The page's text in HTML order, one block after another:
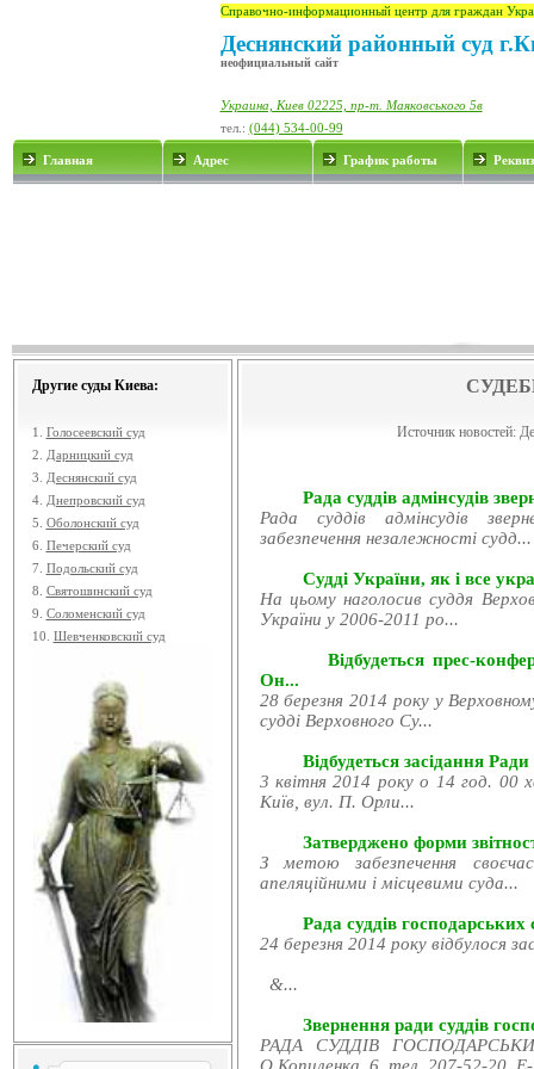
Справочно-информационный центр для граждан
Деснянский районный суд
неофициальный сайт
Украина, Киев 02225, пр-т. Маяковського 5в
тел.: (044) 534-00-99
Главная Адрес График работы
Другие суды Киева:
1. Голосеевский суд
2.
Дарницкий суд
3.
Деснянский суд
4. Днепровский суд
5. Оболонский суд
6. Печерский суд
7. Подольский суд
8. Святошинский суд
9. Соломенский суд
10. Шевченковский суд
Источник новостей:
Рада суддів адмінсудів
Рада суддів адмінсудів
забезпечення незалежності судд...
Судді України, як і все
На цьому наголосив суддя
України у 2006-2011 ро...
Відбудеться прес-
Он...
28 березня 2014 року у
судді Верховного Су...
Відбудеться засідання
3 квітня 2014 року о 14 год. 00
Київ, вул. П. Орли...
Затверджено форми
З метою забезпечення
апеляційними і місцевими суда...
Рада суддів господарських
24 березня 2014 року відбулося
&...
Звернення ради суддів
РАДА СУДДІВ